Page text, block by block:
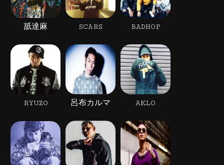
舐達麻 SCARS BADHOP
RYUZO 呂布カルマ AKLO